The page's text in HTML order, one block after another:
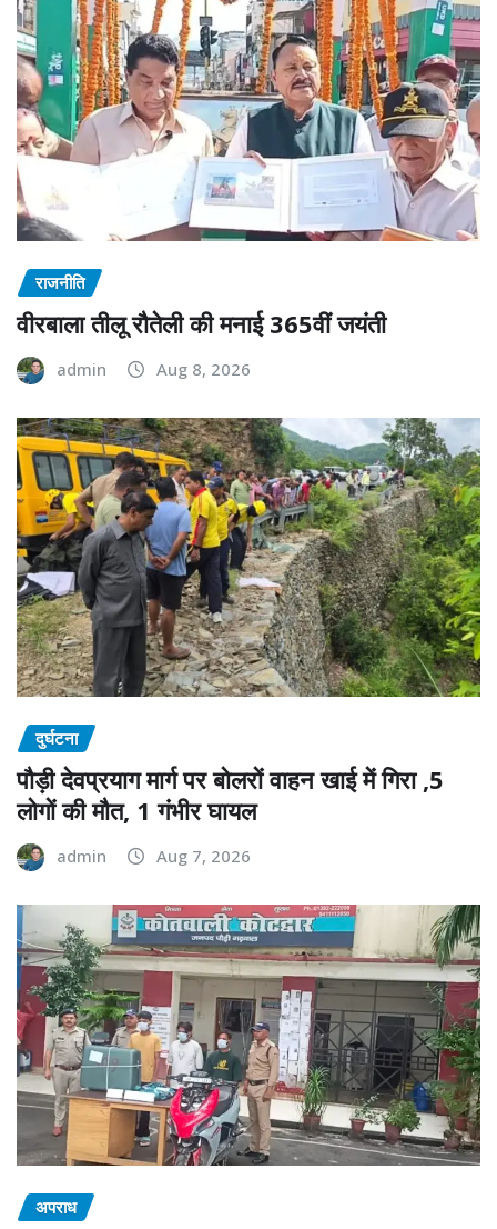
राजनीति
वीरबाला तीलू रौतेली की मनाई 365वीं जयंती
admin Aug 8, 2026
दुर्घटना
पौड़ी देवप्रयाग मार्ग पर बोलरों वाहन खाई में गिरा ,5
लोगों की मौत, 1 गंभीर घायल
admin Aug 7, 2026
अपराध